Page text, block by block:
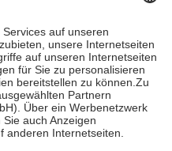
nie mehr als die tatsächlichen
für Online-Apotheken.
beträgt die
sowie zehn Euro je
für ihre eigene Gesundheit zu
Familie zu unterstützen,